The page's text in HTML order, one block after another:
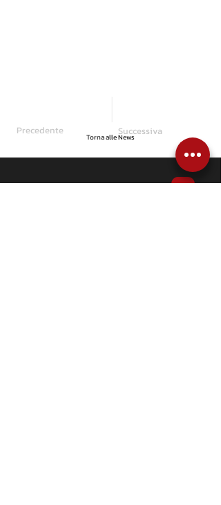
Precedente Successiva
Torna alle News
Articoli correlati